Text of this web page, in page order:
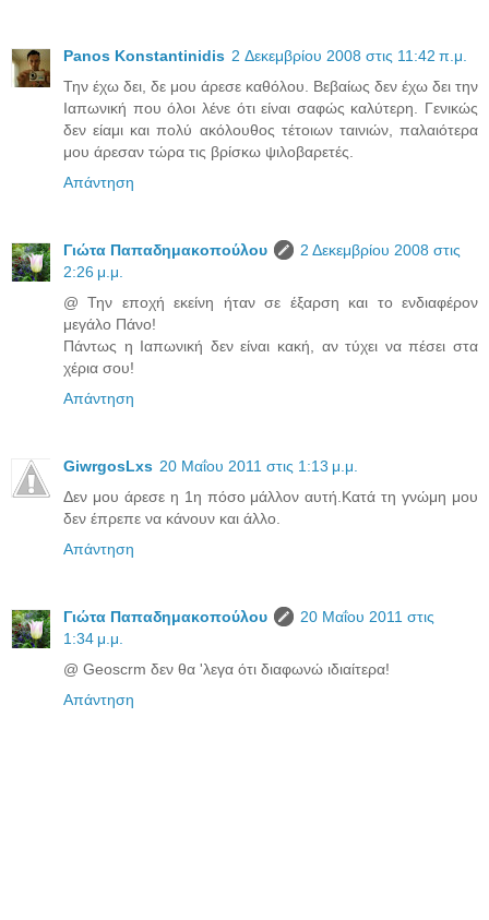
Panos Konstantinidis 2 Δεκεμβρίου 2008 στις 11:42 π.μ.
Την έχω δει, δε μου άρεσε καθόλου. Βεβαίως δεν έχω δει την
Ιαπωνική που όλοι λένε ότι είναι σαφώς καλύτερη. Γενικώς
δεν είαμι και πολύ ακόλουθος τέτοιων ταινιών, παλαιότερα
μου άρεσαν τώρα τις βρίσκω ψιλοβαρετές.
Απάντηση
Γιώτα Παπαδημακοπούλου
2 Δεκεμβρίου 2008 στις
2:26 μ.μ.
@ Την εποχή εκείνη ήταν σε έξαρση και το ενδιαφέρον
μεγάλο Πάνο!
Πάντως η Ιαπωνική δεν είναι κακή, αν τύχει να πέσει στα
χέρια σου!
Απάντηση
GiwrgosLxs 20 Μαΐου 2011 στις 1:13 μ.μ.
Δεν μου άρεσε η 1η πόσο μάλλον αυτή.Κατά τη γνώμη μου
δεν έπρεπε να κάνουν και άλλο.
Απάντηση
Γιώτα Παπαδημακοπούλου
20 Μαΐου 2011 στις
1:34 μ.μ.
@ Geoscrm δεν θα 'λεγα ότι διαφωνώ ιδιαίτερα!
Απάντηση